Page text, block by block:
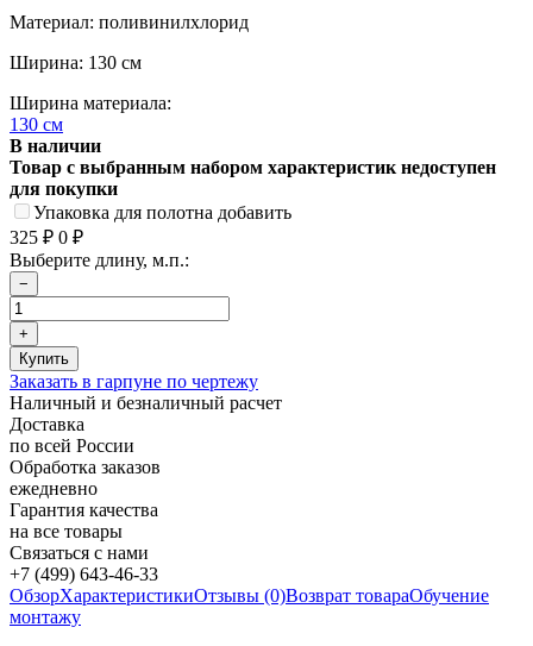
Материал: поливинилхлорид
Ширина: 130 см
Ширина материала:
130 см
В наличии
Товар с выбранным набором характеристик недоступен
для покупки
Упаковка для полотна добавить
325 ₽ 0 ₽
Выберите длину, м.п.:
Заказать в гарпуне по чертежу
Наличный и безналичный расчет
Доставка
по всей России
Обработка заказов
ежедневно
Гарантия качества
на все товары
Связаться с нами
+7 (499) 643-46-33
ОбзорХарактеристикиОтзывы (0)Возврат товараОбучение
монтажу